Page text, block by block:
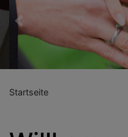
Previous
Startseite